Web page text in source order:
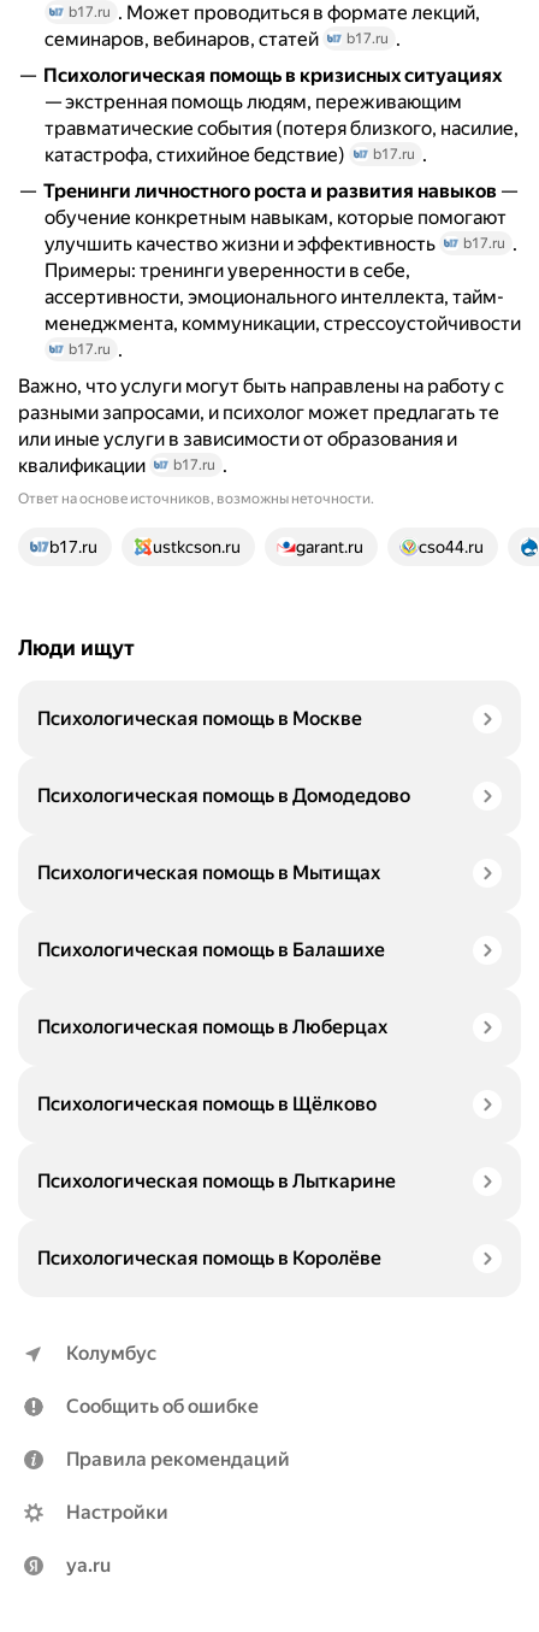
b17.ru . Может проводиться в формате лекций,
семинаров, вебинаров, статей
b17.ru .
Психологическая помощь в кризисных ситуациях
— экстренная помощь людям, переживающим
травматические события (потеря близкого, насилие,
катастрофа, стихийное бедствие)
b17.ru .
Тренинги личностного роста и развития навыков —
обучение конкретным навыкам, которые помогают
улучшить качество жизни и эффективность
b17.ru .
Примеры: тренинги уверенности в себе,
ассертивности, эмоционального интеллекта, тайм-
менеджмента, коммуникации, стрессоустойчивости
b17.ru .
Важно, что услуги могут быть направлены на работу с
разными запросами, и психолог может предлагать те
или иные услуги в зависимости от образования и
квалификации
b17.ru .
Ответ на основе источников, возможны неточности.
13 источников
b17.ru ustkcson.ru garant.ru cso44.ru
Люди ищут
Психологическая помощь в Москве
Психологическая помощь в Домодедово
Психологическая помощь в Мытищах
Психологическая помощь в Балашихе
Психологическая помощь в Люберцах
Психологическая помощь в Щёлково
Психологическая помощь в Лыткарине
Психологическая помощь в Королёве
Колумбус
Сообщить об ошибке
Правила рекомендаций
Настройки
ya.ru